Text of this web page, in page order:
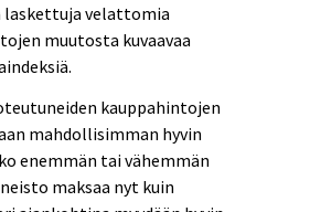
laskettuja velattomia
muutosta kuvaavaa
kauppahintojen
mahdollisimman hyvin
enemmän tai vähemmän
maksaa nyt kuin